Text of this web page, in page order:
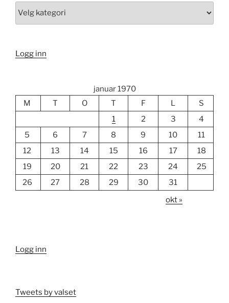
Logg inn
januar 1970
M
T O T F L
S
1
2 3
4
5
6 7 8 9 10
11
12
13 14 15 16 17
18
19
20 21 22 23 24
25
26
27 28 29 30
31
okt »
Logg inn
Tweets by valset